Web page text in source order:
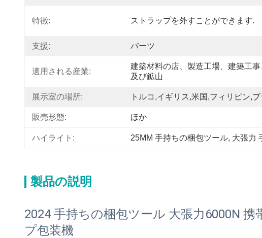
特徴: ストラップを外すことができます.
支援: パーツ
適用される産業:
建築材料の店、製造工場、建築工
及び鉱山
展示室の場所: トルコ,イギリス,米国,フィリピン,
販売形態: ほか
ハイライト: 25MM 手持ちの梱包ツール, 大張力
製品の説明
2024 手持ちの梱包ツール 大張力6000N
プ包装機